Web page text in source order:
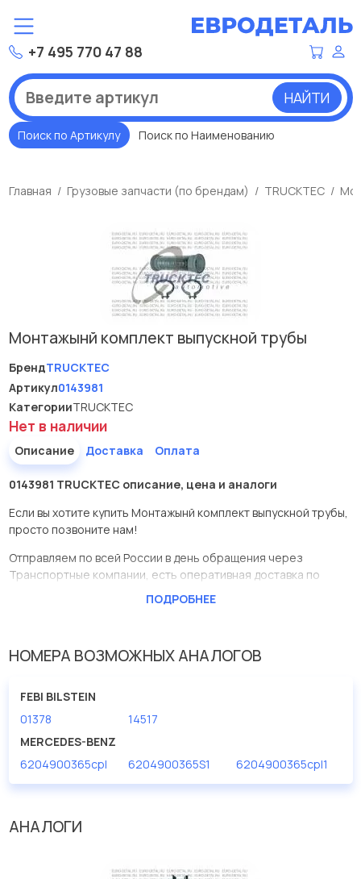
+7 495 770 47 88
НАЙТИ
Поиск по Артикулу Поиск по Наименованию
Главная Грузовые запчасти (по брендам) TRUCKTEC
Монтажынй комплект выпускной трубы
БрендTRUCKTEC
Артикул0143981
КатегорииTRUCKTEC
Нет в наличии
Описание Доставка Оплата
0143981 TRUCKTEC описание, цена и аналоги
Если вы хотите купить Монтажынй комплект выпускной трубы,
просто позвоните нам!
Отправляем по всей России в день обращения через
Транспортные компании, есть оперативная доставка по
У данной детали есть аналоги с номерами, убедитесь сами.
Евродеталь представлены в большом ассортименте.
Мы продаем сертифицированные колодки тормозные
дисковые с гарантией от производителя TRUCKTEC.
Производитель TRUCKTEC
ПОДРОБНЕЕ
НОМЕРА ВОЗМОЖНЫХ АНАЛОГОВ
FEBI BILSTEIN
01378
14517
MERCEDES-BENZ
6204900365cpl
6204900365S1 6204900365cpl1
АНАЛОГИ